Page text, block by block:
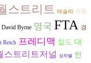
스트리트 테슬라 유동
David Byrne 영국 FTA 경
Reich 프레디맥 철도 대
스트리트저널 성차별 인